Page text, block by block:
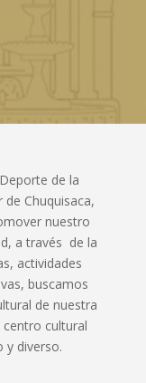
de la
de Chuquisaca,
nuestro
a través de la
actividades
buscamos
de nuestra
cultural
y diverso.